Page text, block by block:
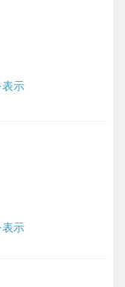
表示
表示